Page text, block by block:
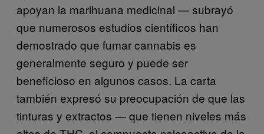
apoyan la marihuana medicinal — subrayó
que numerosos estudios científicos han
demostrado que fumar cannabis es
generalmente seguro y puede ser
beneficioso en algunos casos. La carta
también expresó su preocupación de que las
tinturas y extractos — que tienen niveles más